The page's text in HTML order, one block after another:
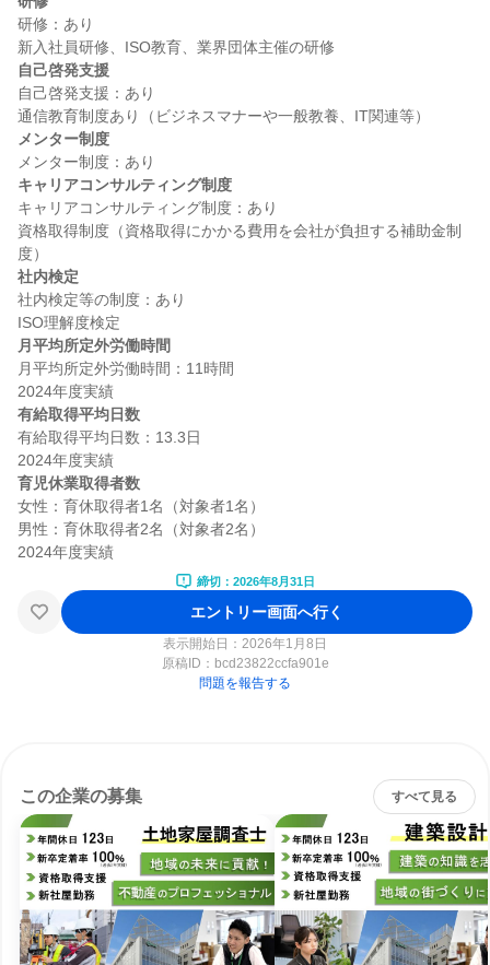
研修：あり
自己啓発支援
自己啓発支援：あり
メンター制度
キャリアコンサルティング制度
キャリアコンサルティング制度：あり
資格取得制度（資格取得にかかる費用を会社が負担する補助金制
社内検定
社内検定等の制度：あり
月平均所定外労働時間
月平均所定外労働時間：11時間
有給取得平均日数
有給取得平均日数：13.3日
育児休業取得者数
女性：育休取得者1名（対象者1名）
男性：育休取得者2名（対象者2名）
締切：2026年8月31日
エントリー画面へ行く
表示開始日：2026年1月8日
原稿ID： bcd23822ccfa901e
問題を報告する
この企業の募集 すべて見る